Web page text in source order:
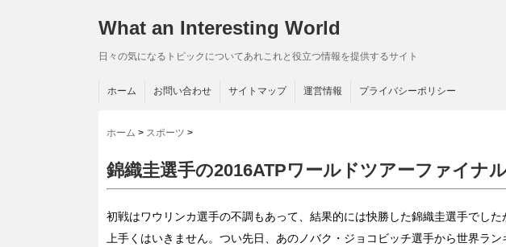
What an Interesting World
日々の気になるトピックについてあれこれと役立つ情報を提供するサイト
ホーム お問い合わせ サイトマップ 運営情報 プライバシーポリシー
ホーム > スポーツ >
錦織圭選手の2016ATPワールドツアーファイナ
初戦はワウリンカ選手の不調もあって、結果的には快勝した錦織圭選手でし
上手くはいきません。つい先日、あのノバク ・ジョコビッチ選手から世界ラ